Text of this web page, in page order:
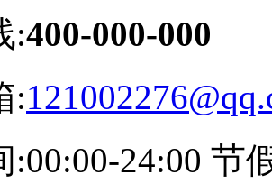
:400-000-000
:
:00:00-24:00 节